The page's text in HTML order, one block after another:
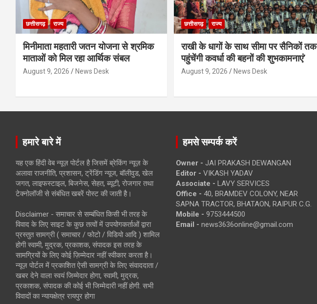
छत्तीसगढ़ राज्य
मिनीमाता महतारी जतन योजना से श्रमिक
माताओं को मिल रहा आर्थिक संबल
August 9, 2026 News Desk
छत्तीसगढ़ राज्य
राखी के धागों के साथ सीमा पर सैनिकों तक
पहुंचेंगी कवर्धा की बहनों की शुभकामनाएं’
August 9, 2026 News Desk
हमारे बारे में
यह एक हिंदी वेब न्यूज़ पोर्टल है जिसमें ब्रेकिंग न्यूज़ के
अलावा राजनीति, प्रशासन, ट्रेंडिंग न्यूज, बॉलीवुड, खेल
जगत, लाइफस्टाइल, बिजनेस, सेहत, ब्यूटी, रोजगार तथा
टेक्नोलॉजी से संबंधित खबरें पोस्ट की जाती है।
Disclaimer - समाचार से सम्बंधित किसी भी तरह के
विवाद के लिए साइट के कुछ तत्वों में उपयोगकर्ताओं द्वारा
प्रस्तुत सामग्री ( समाचार / फोटो / विडियो आदि ) शामिल
होगी स्वामी, मुद्रक, प्रकाशक, संपादक इस तरह के
सामग्रियों के लिए कोई ज़िम्मेदार नहीं स्वीकार करता है।
न्यूज़ पोर्टल में प्रकाशित ऐसी सामग्री के लिए संवाददाता /
खबर देने वाला स्वयं जिम्मेदार होगा, स्वामी, मुद्रक,
प्रकाशक, संपादक की कोई भी जिम्मेदारी नहीं होगी. सभी
विवादों का न्यायक्षेत्र रायपुर होगा
हमसे सम्पर्क करें
Owner - JAI PRAKASH DEWANGAN
Editor - VIKASH YADAV
Associate - LAVY SERVICES
Office - 40, BRAMDEV COLONY, NEAR
SAPNA TRACTOR, BHATAON, RAIPUR C.G.
Mobile - 9753444500
Email - news3636online@gmail.com